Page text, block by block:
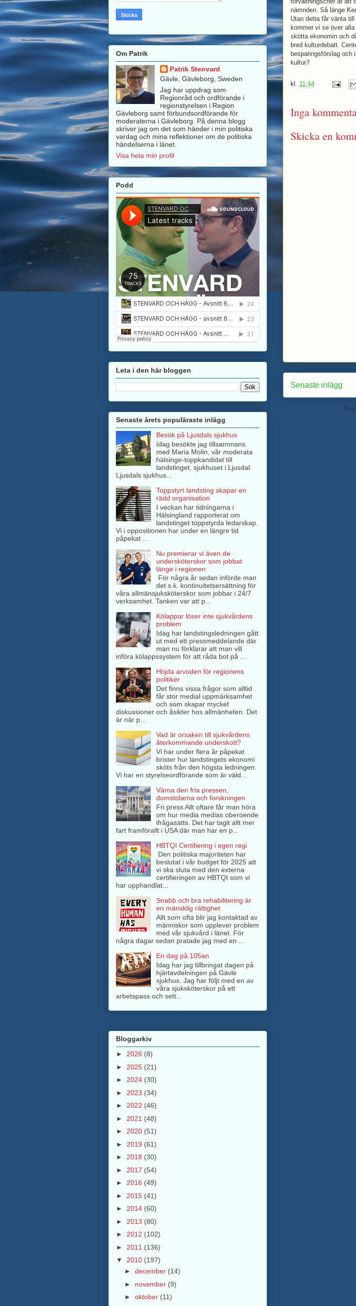
nämnden. Så länge
Utan detta får vänta
kommer vi se över
skötta ekonomin och
bred kulturdebatt.
besparingsförslag och
kultur?
kl. 11:44
Inga
Skicka en
Senaste inlägg
Om Patrik
Patrik Stenvard
Gävle, Gävleborg, Sweden
Jag har uppdrag som
Regionråd och ordförande i
regionstyrelsen i Region
Gävleborg samt förbundsordförande för
moderaterna i Gävleborg. På denna blogg
skriver jag om det som händer i min politiska
vardag och mina reflektioner om de politiska
händelserna i länet.
Visa hela min profil
Podd
Leta i den här bloggen
Senaste årets populäraste inlägg
Besök på Ljusdals sjukhus
Idag besökte jag tillsammans
med Maria Molin, vår moderata
hälsinge-toppkandidat till
landstinget, sjukhuset i Ljusdal.
Ljusdals sjukhus...
Toppstyrt landsting skapar en
rädd organisation
I veckan har tidningarna i
Hälsingland rapporterat om
landstinget toppstyrda ledarskap.
Vi i oppositionen har under en längre tid
påpekat ...
Nu premierar vi även de
undersköterskor som jobbat
länge i regionen
För några år sedan införde man
det s.k. kontinuitetsersättning för
våra allmänsjuksköterskor som jobbar i 24/7
verksamhet. Tanken var att p...
Kölappar löser inte sjukvårdens
problem
Idag har landstingsledningen gått
ut med ett pressmeddelande där
man nu förklarar att man vill
införa kölappssystem för att råda bot på ...
Höjda arvoden för regionens
politiker
Det finns vissa frågor som alltid
får stor medial uppmärksamhet
och som skapar mycket
diskussioner och åsikter hos allmänheten. Det
är när p...
Vad är orsaken till sjukvårdens
återkommande underskott?
Vi har under flera år påpekat
brister hur landstingets ekonomi
sköts från den högsta ledningen.
Vi har en styrelseordförande som är väld...
Värna den fria pressen,
domstolarna och forskningen
Fri press Allt oftare får man höra
om hur media medias oberoende
ifrågasätts. Det har tagit allt mer
fart framförallt i USA där man har en p...
HBTQI Certifiering i egen regi
Den politiska majoriteten har
beslutat i vår budget för 2025 att
vi ska sluta med den externa
certifieringen av HBTQI som vi
har upphandlat...
Snabb och bra rehabilitering är
en mänsklig rättighet
Allt som ofta blir jag kontaktad av
människor som upplever problem
med vår sjukvård i länet. För
några dagar sedan pratade jag med en ...
En dag på 105an
Idag har jag tillbringat dagen på
hjärtavdelningen på Gävle
sjukhus. Jag har följt med en av
våra sjuksköterskor på ett
arbetspass och sett...
Bloggarkiv
► 2026 (8)
► 2025 (21)
► 2024 (30)
► 2023 (34)
► 2022 (46)
► 2021 (48)
► 2020 (51)
► 2019 (61)
► 2018 (30)
► 2017 (54)
► 2016 (49)
► 2015 (41)
► 2014 (60)
► 2013 (80)
► 2012 (102)
► 2011 (136)
▼ 2010 (197)
► december (14)
► november (9)
► oktober (11)